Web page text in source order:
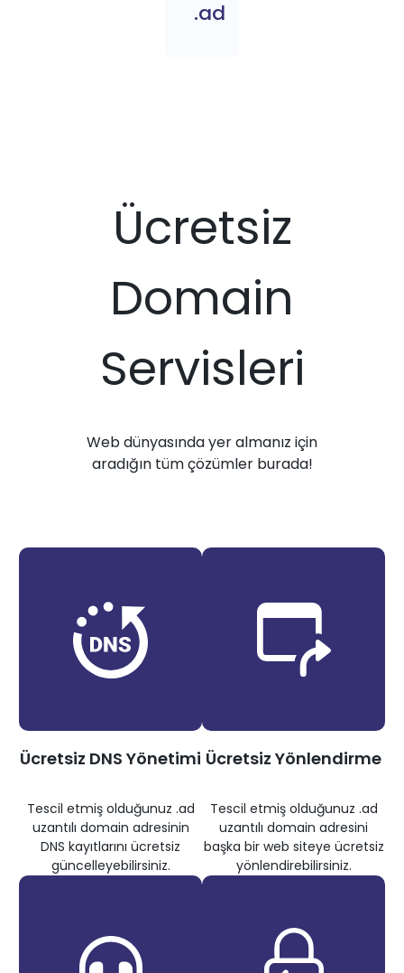
.ad
Ücretsiz
Domain
Servisleri
Web dünyasında yer almanız için
aradığın tüm çözümler burada!
Ücretsiz DNS Yönetimi
Tescil etmiş olduğunuz .ad
uzantılı domain adresinin
DNS kayıtlarını ücretsiz
güncelleyebilirsiniz.
Ücretsiz Yönlendirme
Tescil etmiş olduğunuz .ad
uzantılı domain adresini
başka bir web siteye ücretsiz
yönlendirebilirsiniz.